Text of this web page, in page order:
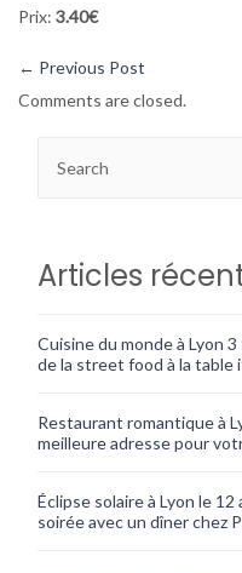
Prix:3.40€
← Previous Post
Comments are closed.
Articles
Cuisine du monde à Lyon
de la street food à la table
Restaurant romantique à
meilleure adresse pour
Éclipse solaire à Lyon le
soirée avec un dîner chez